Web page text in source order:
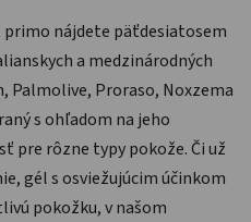
nájdete päťdesiatosem
a medzinárodných
Palmolive, Proraso, Noxzema
s ohľadom na jeho
pre rôzne typy pokože. Či už
gél s osviežujúcim účinkom
pokožku, v našom